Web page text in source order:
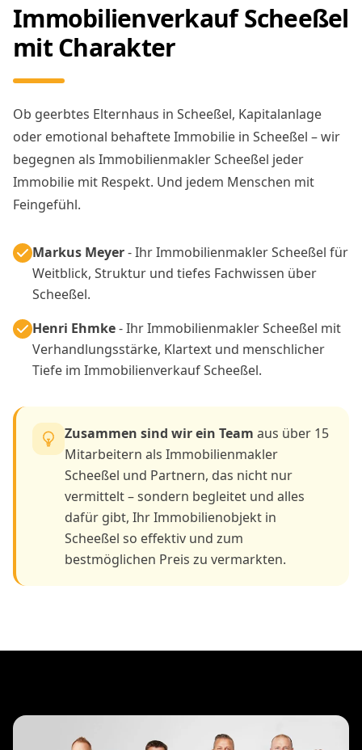
Immobilienverkauf Scheeßel
mit Charakter
Ob geerbtes Elternhaus in Scheeßel, Kapitalanlage
oder emotional behaftete Immobilie in Scheeßel – wir
begegnen als Immobilienmakler Scheeßel jeder
Immobilie mit Respekt. Und jedem Menschen mit
Feingefühl.
Markus Meyer- Ihr Immobilienmakler Scheeßel für
Weitblick, Struktur und tiefes Fachwissen über
Scheeßel.
Henri Ehmke- Ihr Immobilienmakler Scheeßel mit
Verhandlungsstärke, Klartext und menschlicher
Tiefe im Immobilienverkauf Scheeßel.
Zusammen sind wir ein Team aus über 15
Mitarbeitern als Immobilienmakler
Scheeßel und Partnern, das nicht nur
vermittelt – sondern begleitet und alles
dafür gibt, Ihr Immobilienobjekt in
Scheeßel so effektiv und zum
bestmöglichen Preis zu vermarkten.